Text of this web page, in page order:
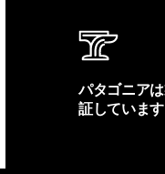
パタゴニア
証しています